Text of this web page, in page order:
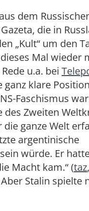
dem
die in
„Kult“ um den
Mal wieder
u.a. bei
ganz klare
Faschismus
des Zweiten
ganze Welt
argentinische
würde. Er
Macht kam.“ (taz,
Stalin spielte